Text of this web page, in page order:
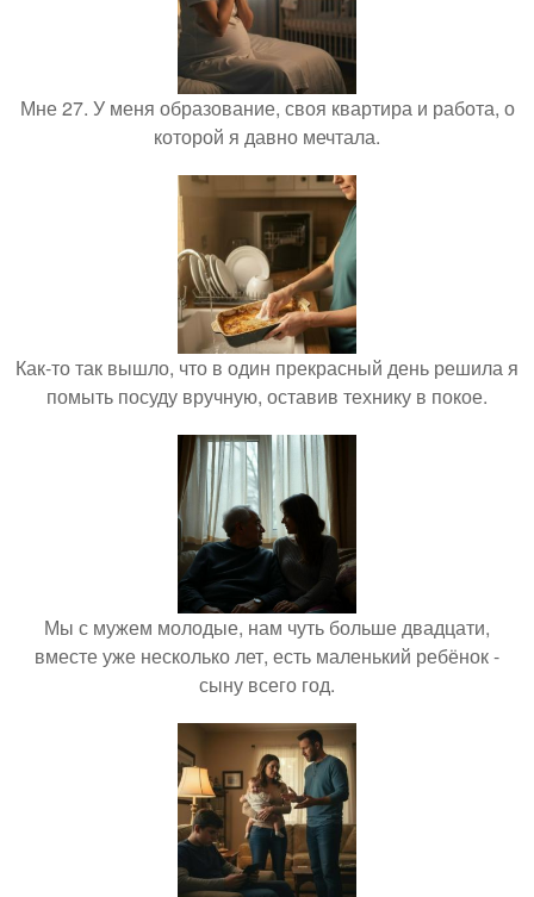
Мне 27. У меня образование, своя квартира и работа, о
которой я давно мечтала.
Как-то так вышло, что в один прекрасный день решила я
помыть посуду вручную, оставив технику в покое.
Мы с мужем молодые, нам чуть больше двадцати,
вместе уже несколько лет, есть маленький ребёнок -
сыну всего год.